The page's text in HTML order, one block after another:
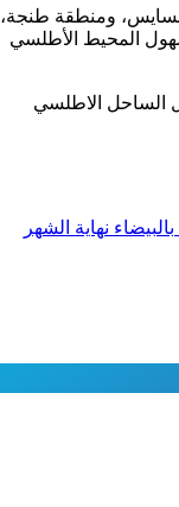
بين 12 و18 درجة بالواجهة المتوسطية والسايس، ومنطقة طنجة،
والجنوب الشرقي، والشمال الشرقي للأقاليم الجنوبية، وما بين 18 و25 درجة بسهول المحيط الأطلسي
الساحل الاطلسي
نهاية الشهر